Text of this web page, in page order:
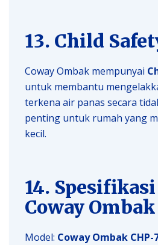
13. Child
Coway Ombak mempunyai
untuk membantu
terkena air panas secara
penting untuk rumah yang
kecil.
14.
Coway Ombak
Model: Coway Ombak CHP-